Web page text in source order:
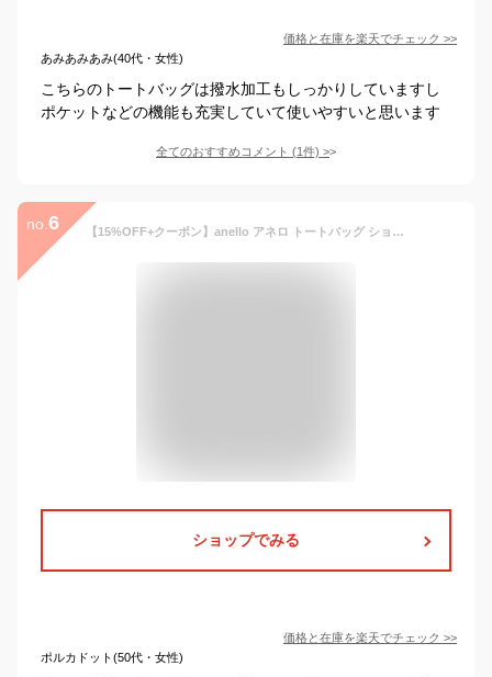
価格と在庫を楽天でチェック >>
あみあみあみ(40代・女性)
こちらのトートバッグは撥水加工もしっかりしていますし
ポケットなどの機能も充実していて使いやすいと思います
全てのおすすめコメント (1件) >
no. 6 【15%OFF+クーポン】anello アネロ トートバッグ ショルダーバッグ 2WAY 斜め掛け 肩がけ マザーバッグ 通勤 通学 旅行 トラベル カジュアル シンプル 軽量 撥水 杢ポリ ママバッグ 大きめ ファスナー付き a4 オシャレ かわいい 軽い 無地 ジッパー PCバッグ 大容量
ショップでみる
価格と在庫を楽天でチェック >>
ポルカドット(50代・女性)